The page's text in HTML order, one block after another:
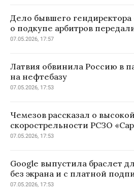
Дело бывшего гендиректора
о подкупе арбитров
07.05.2026, 17:57
Латвия обвинила Россию в
на нефтебазу
07.05.2026, 17:53
Чемезов рассказал о высокой
скорострельности РСЗО
07.05.2026, 17:53
Google выпустила браслет
без экрана и с платной
07.05.2026, 17:53